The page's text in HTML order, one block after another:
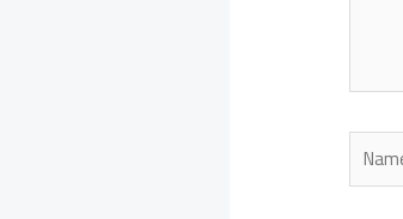
Name*